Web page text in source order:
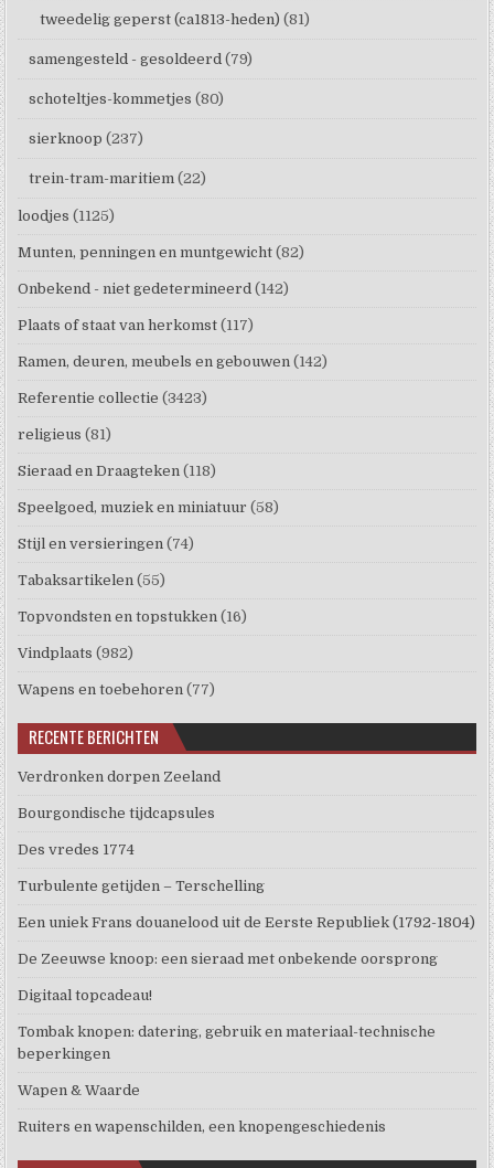
tweedelig geperst (ca1813-heden) (81)
samengesteld - gesoldeerd (79)
schoteltjes-kommetjes (80)
sierknoop (237)
trein-tram-maritiem (22)
loodjes (1125)
Munten, penningen en muntgewicht (82)
Onbekend - niet gedetermineerd (142)
Plaats of staat van herkomst (117)
Ramen, deuren, meubels en gebouwen (142)
Referentie collectie (3423)
religieus (81)
Sieraad en Draagteken (118)
Speelgoed, muziek en miniatuur (58)
Stijl en versieringen (74)
Tabaksartikelen (55)
Topvondsten en topstukken (16)
Vindplaats (982)
Wapens en toebehoren (77)
RECENTE BERICHTEN
Verdronken dorpen Zeeland
Bourgondische tijdcapsules
Des vredes 1774
Turbulente getijden – Terschelling
Een uniek Frans douanelood uit de Eerste Republiek (1792-1804)
De Zeeuwse knoop: een sieraad met onbekende oorsprong
Digitaal topcadeau!
Tombak knopen: datering, gebruik en materiaal-technische
beperkingen
Wapen & Waarde
Ruiters en wapenschilden, een knopengeschiedenis